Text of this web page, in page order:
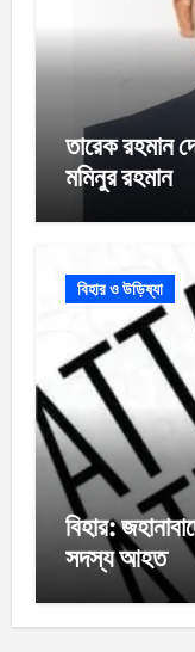
তারেক রহমান
মমিনুর রহমান
বিহার ও উড়িষ্যা
বিহার:
সদস্য আহত